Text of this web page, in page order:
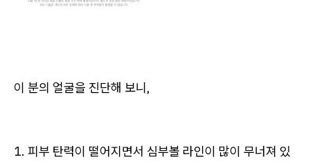
이 분의 얼굴을 진단해 보니,
1. 피부 탄력이 떨어지면서 심부볼 라인이 많이 무너져 있